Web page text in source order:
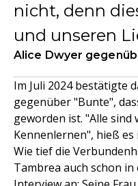
nicht, denn
und unseren
Alice Dwyer
Im Juli 2024 bestätigte
gegenüber "Bunte",
geworden ist. "Alle
Kennenlernen", hieß es
Wie tief die
Tambrea auch schon